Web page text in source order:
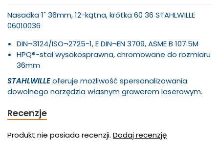
Nasadka 1" 36mm, 12-kątna, krótka 60 36 STAHLWILLE
06010036
DIN¬3124/ISO¬2725-1, E DIN¬EN 3709, ASME B 107.5M
HPQ®-stal wysokosprawna, chromowane do rozmiaru
36mm
STAHLWILLEoferuje możliwość spersonalizowania
dowolnego narzędzia własnym grawerem laserowym.
Recenzje
Produkt nie posiada recenzji. Dodaj recenzję